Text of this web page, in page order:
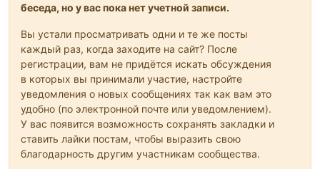
беседа, но у вас пока нет учетной записи.
Вы устали просматривать одни и те же посты
каждый раз, когда заходите на сайт? После
регистрации, вам не придётся искать обсуждения
в которых вы принимали участие, настройте
уведомления о новых сообщениях так как вам это
удобно (по электронной почте или уведомлением).
У вас появится возможность сохранять закладки и
ставить лайки постам, чтобы выразить свою
благодарность другим участникам сообщества.